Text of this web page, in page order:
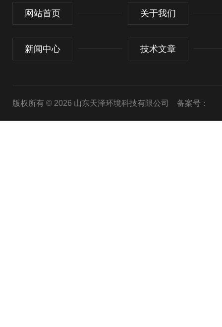
网站首页 关于我们
新闻中心 技术文章
版权所有 © 2026 山东天泽环境科技有限公司 备案号：